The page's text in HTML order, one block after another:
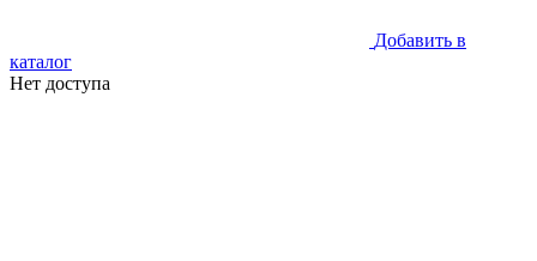
Добавить в
каталог
Нет доступа